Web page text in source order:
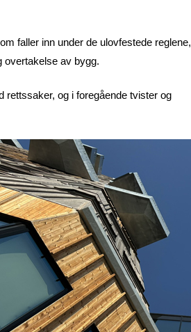
faller inn under de ulovfestede reglene,
overtakelse av bygg.
og i foregående tvister og